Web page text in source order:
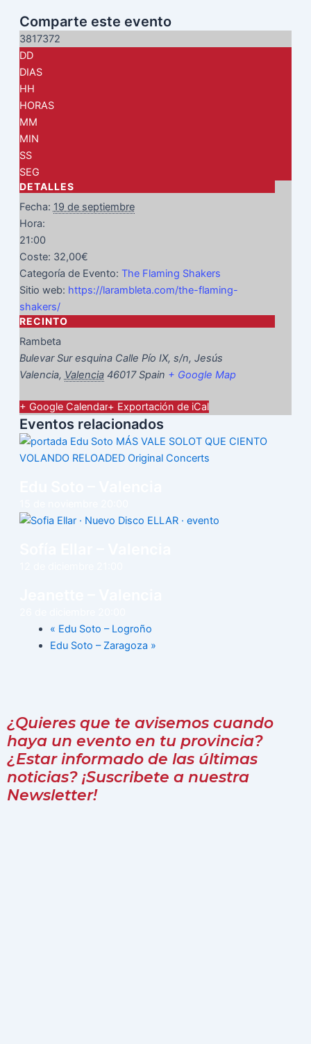
Comparte este evento
3817372
DD
DIAS
HH
HORAS
MM
MIN
SS
SEG
DETALLES
Fecha: 19 de septiembre
Hora:
21:00
Coste: 32,00€
Categoría de Evento: The Flaming Shakers
Sitio web: https://larambleta.com/the-flaming-
shakers/
RECINTO
Rambeta
Bulevar Sur esquina Calle Pío IX, s/n, Jesús
Valencia, Valencia 46017 Spain + Google Map
+ Google Calendar+ Exportación de iCal
Eventos relacionados
« Edu Soto – Logroño
Edu Soto – Zaragoza »
¿Quieres que te avisemos cuando
haya un evento en tu provincia?
¿Estar informado de las últimas
noticias? ¡Suscribete a nuestra
Newsletter!